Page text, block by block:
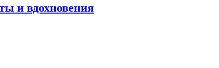
и вдохновения